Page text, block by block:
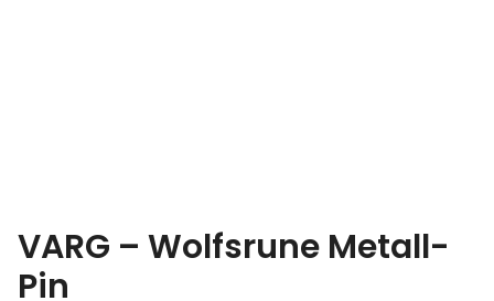
VARG – Wolfsrune Metall-
Pin